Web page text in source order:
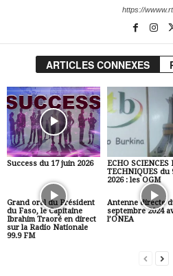
https://
ARTICLES CONNEXES
Success du 17 juin 2026
ECHO SCIENCES
TECHNIQUES du
2026 : les OGM
Grand oral du Président
du Faso, le Capitaine
Ibrahim Traoré en direct
sur la Radio Nationale
99.9 FM
Antenne directe
septembre 2024
l’ONEA